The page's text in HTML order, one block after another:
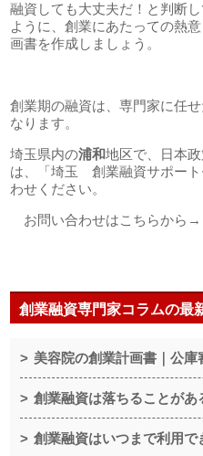
融資しても大丈夫だ！と判断
ように、創業にあたっての熱
画書を作成しましょう。
創業期の融資は、専門家に任
なります。
埼玉県内の浦和地区で、日本
は、「埼玉 創業融資サポート
わせください。
お問い合わせはこちらから→
創業融資専門家コラムの最
美容院の創業計画書｜公庫
創業融資は落ちることがあ
創業融資はいつまで利用